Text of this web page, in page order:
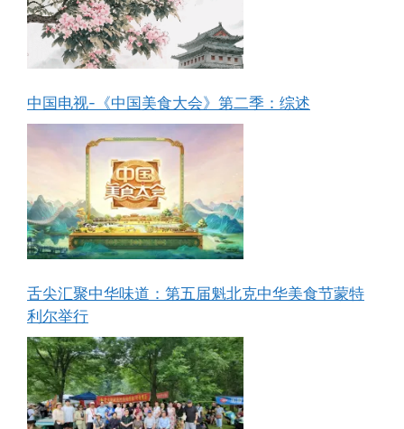
中国电视-《中国美食大会》第二季：综述
舌尖汇聚中华味道：第五届魁北克中华美食节蒙特
利尔举行